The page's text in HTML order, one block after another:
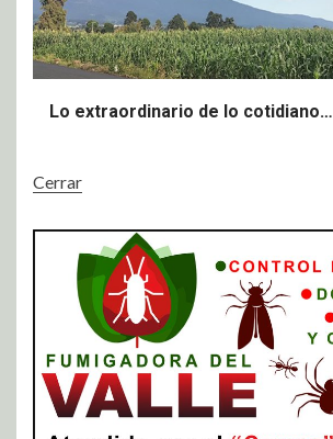
Lo extraordinario de lo cotidiano…
Cerrar